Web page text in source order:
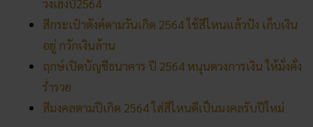
ร่ำรวย
สีมงคลตามปีเกิด 2564 ใส่สีไหนดีเป็นมงคลรับปีใหม่
คลิก แทงหวยออนไลน์ ได้เงินจริง